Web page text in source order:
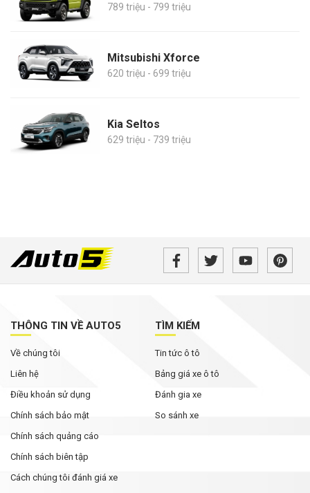
789 triệu - 799 triệu
Mitsubishi Xforce
620 triệu - 699 triệu
Kia Seltos
629 triệu - 739 triệu
THÔNG TIN VỀ AUTO5
Về chúng tôi
Liên hệ
Điều khoản sử dụng
Chính sách bảo mật
Chính sách quảng cáo
Chính sách biên tập
Cách chúng tôi đánh giá xe
TÌM KIẾM
Tin tức ô tô
Bảng giá xe ô tô
Đánh gia xe
So sánh xe